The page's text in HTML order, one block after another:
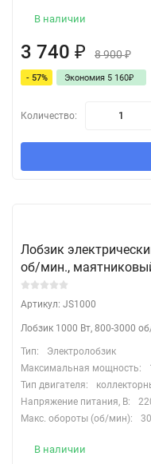
В наличии
3 740 ₽ 8 900₽
- 57% Экономия 5 160₽
Количество:
Лобзик
об/мин.,
Артикул: JS1000
Лобзик 1000 Вт, 800-3000
Тип:
Электролобзик
Максимальная мощность:
Тип двигателя:
Напряжение питания, В:
Макс. обороты (об/мин):
В наличии